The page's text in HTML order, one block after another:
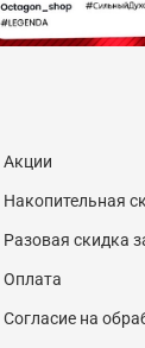
Акции
Накопительная
Разовая скидка
Оплата
Согласие на